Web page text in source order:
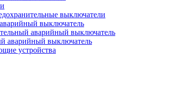
выключатели
выключатель
аварийный выключатель
аварийный выключатель
устройства